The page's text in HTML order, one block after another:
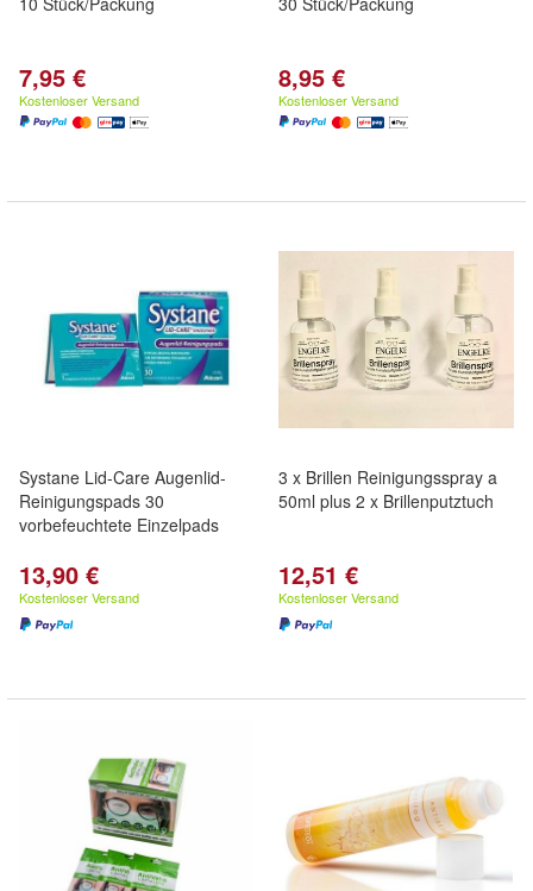
7,95 €
Kostenloser Versand
8,95 €
Kostenloser Versand
Systane Lid-Care Augenlid-
Reinigungspads 30
vorbefeuchtete Einzelpads
13,90 €
Kostenloser Versand
3 x Brillen Reinigungsspray a
50ml plus 2 x Brillenputztuch
12,51 €
Kostenloser Versand